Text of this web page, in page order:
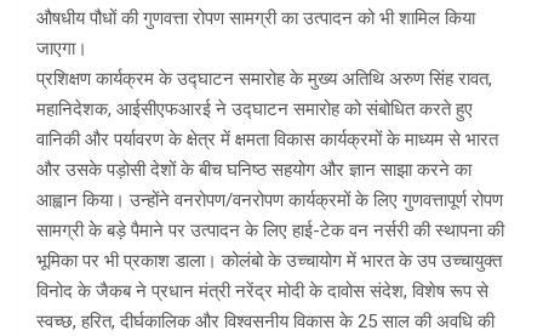
औषधीय पौधों की गुणवत्ता रोपण सामग्री का उत्पादन को भी शामिल किया
जाएगा।
प्रशिक्षण कार्यक्रम के उद्घाटन समारोह के मुख्य अतिथि अरुण सिंह रावत,
महानिदेशक, आईसीएफआरई ने उद्घाटन समारोह को संबोधित करते हुए
वानिकी और पर्यावरण के क्षेत्र में क्षमता विकास कार्यक्रमों के माध्यम से भारत
और उसके पड़ोसी देशों के बीच घनिष्ठ सहयोग और ज्ञान साझा करने का
आह्वान किया। उन्होंने वनरोपण/वनरोपण कार्यक्रमों के लिए गुणवत्तापूर्ण रोपण
सामग्री के बड़े पैमाने पर उत्पादन के लिए हाई-टेक वन नर्सरी की स्थापना की
भूमिका पर भी प्रकाश डाला। कोलंबो के उच्चायोग में भारत के उप उच्चायुक्त
विनोद के जैकब ने प्रधान मंत्री नरेंद्र मोदी के दावोस संदेश, विशेष रूप से
स्वच्छ, हरित, दीर्घकालिक और विश्वसनीय विकास के 25 साल की अवधि की